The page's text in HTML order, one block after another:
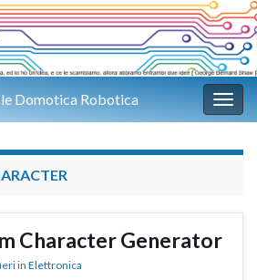
Domotica Robotica
Character Generator
in Elettronica